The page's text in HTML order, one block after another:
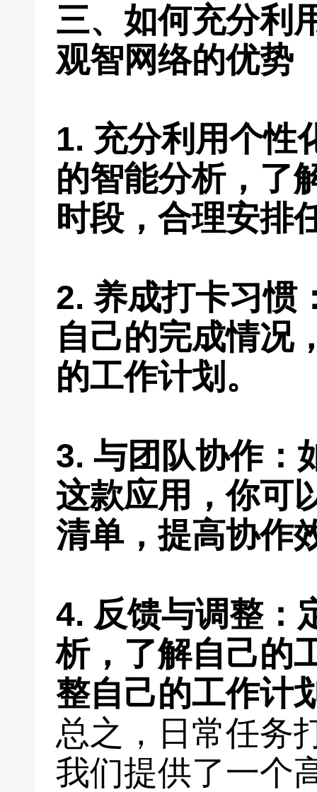
三、如何充分利
观智网络的优势
1. 充分利用个性
的智能分析，了
时段，合理安排
2. 养成打卡习惯
自己的完成情况
的工作计划。
3. 与团队协作：
这款应用，你可
清单，提高协作
4. 反馈与调整：
析，了解自己的
整自己的工作计
总之，日常任务
我们提供了一个